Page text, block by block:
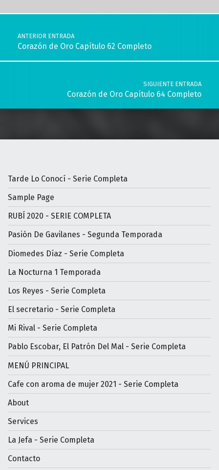
Navegación de entradas
ANTERIOR ENTRADA
Corazón de Oro Capítulo 62 Completo
SIGUIENTE ENTRADA
Corazón de Oro Capítulo 64 Completo
Tarde Lo Conocí - Serie Completa
Sample Page
RUBÍ 2020 - SERIE COMPLETA
Pasión De Gavilanes - Segunda Temporada
Diomedes Díaz - Serie Completa
La Nocturna 1 Temporada
Los Reyes - Serie Completa
El secretario - Serie Completa
Mi Rival - Serie Completa
Pablo Escobar, El Patrón Del Mal - Serie Completa
MENÚ PRINCIPAL
Cafe con aroma de mujer 2021 - Serie Completa
About
Services
La Jefa - Serie Completa
Contacto